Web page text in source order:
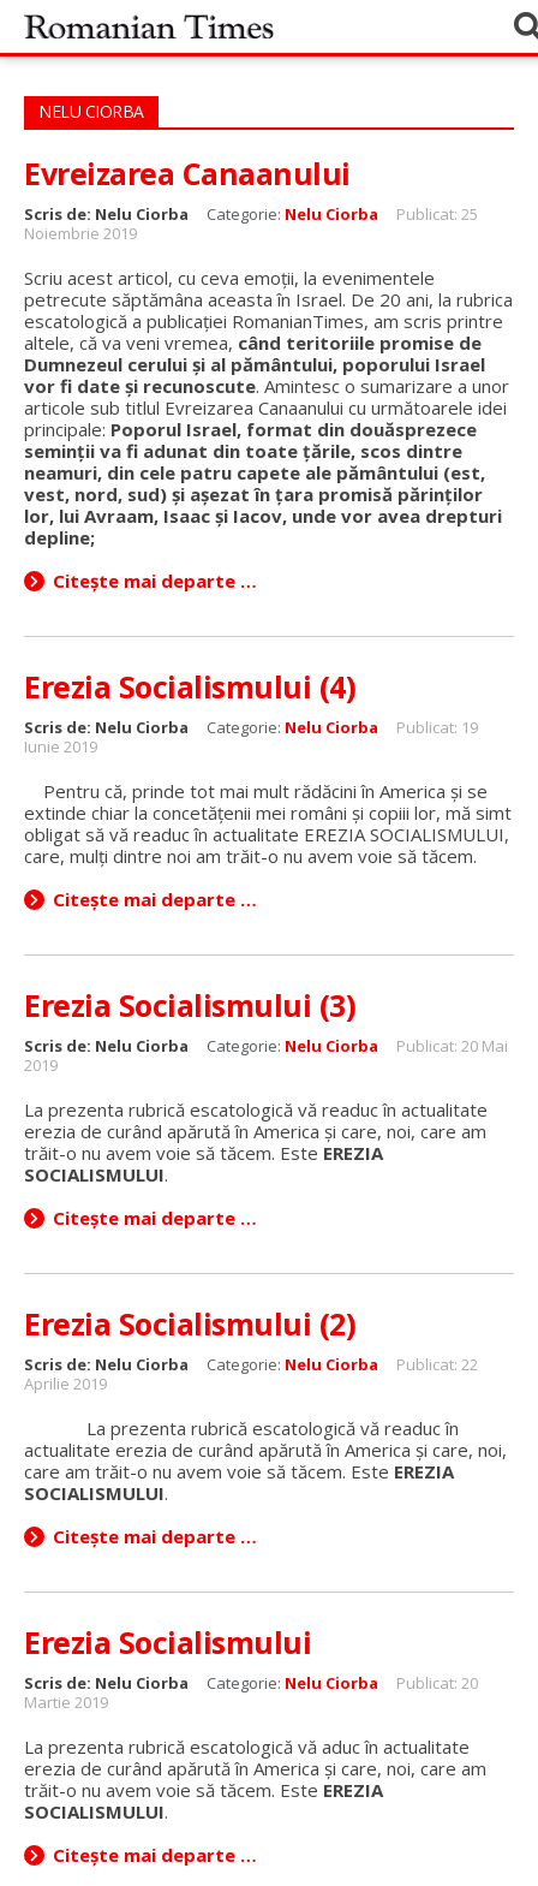
NELU CIORBA
Evreizarea Canaanului
Scris de: Nelu Ciorba Categorie: Nelu Ciorba
Publicat: 25
Noiembrie 2019
Scriu acest articol, cu ceva emoții, la evenimentele
petrecute săptămâna aceasta în Israel. De 20 ani, la rubrica
escatologică a publicației RomanianTimes, am scris printre
altele, că va veni vremea, când teritoriile promise de
Dumnezeul cerului și al pământului, poporului Israel
vor fi date și recunoscute. Amintesc o sumarizare a unor
articole sub titlul Evreizarea Canaanului cu următoarele idei
principale: Poporul Israel, format din douăsprezece
seminţii va fi adunat din toate ţările, scos dintre
neamuri, din cele patru capete ale pământului (est,
vest, nord, sud) şi aşezat în ţara promisă părinţilor
lor, lui Avraam, Isaac şi Iacov, unde vor avea drepturi
depline;
Citește mai departe …
Erezia Socialismului (4)
Scris de: Nelu Ciorba Categorie: Nelu Ciorba
Publicat: 19
Iunie 2019
Pentru că, prinde tot mai mult rădăcini în America și se
extinde chiar la concetățenii mei români și copiii lor, mă simt
obligat să vă readuc în actualitate EREZIA SOCIALISMULUI,
care, mulți dintre noi am trăit-o nu avem voie să tăcem.
Citește mai departe …
Erezia Socialismului (3)
Scris de: Nelu Ciorba Categorie: Nelu Ciorba
Publicat: 20 Mai
2019
La prezenta rubrică escatologică vă readuc în actualitate
erezia de curând apărută în America și care, noi, care am
trăit-o nu avem voie să tăcem. Este EREZIA
SOCIALISMULUI.
Citește mai departe …
Erezia Socialismului (2)
Scris de: Nelu Ciorba Categorie: Nelu Ciorba
Publicat: 22
Aprilie 2019
La prezenta rubrică escatologică vă readuc în
actualitate erezia de curând apărută în America și care, noi,
care am trăit-o nu avem voie să tăcem. Este EREZIA
SOCIALISMULUI.
Citește mai departe …
Erezia Socialismului
Scris de: Nelu Ciorba Categorie: Nelu Ciorba
Publicat: 20
Martie 2019
La prezenta rubrică escatologică vă aduc în actualitate
erezia de curând apărută în America și care, noi, care am
trăit-o nu avem voie să tăcem. Este EREZIA
SOCIALISMULUI.
Citește mai departe …